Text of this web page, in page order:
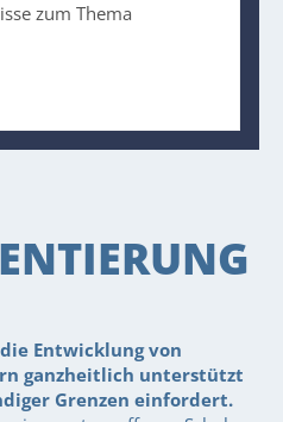
zum Thema
Entwicklung von
ganzheitlich unterstützt
Grenzen einfordert.